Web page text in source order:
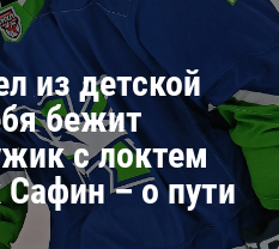
из детской
бежит
с локтем
– о пути